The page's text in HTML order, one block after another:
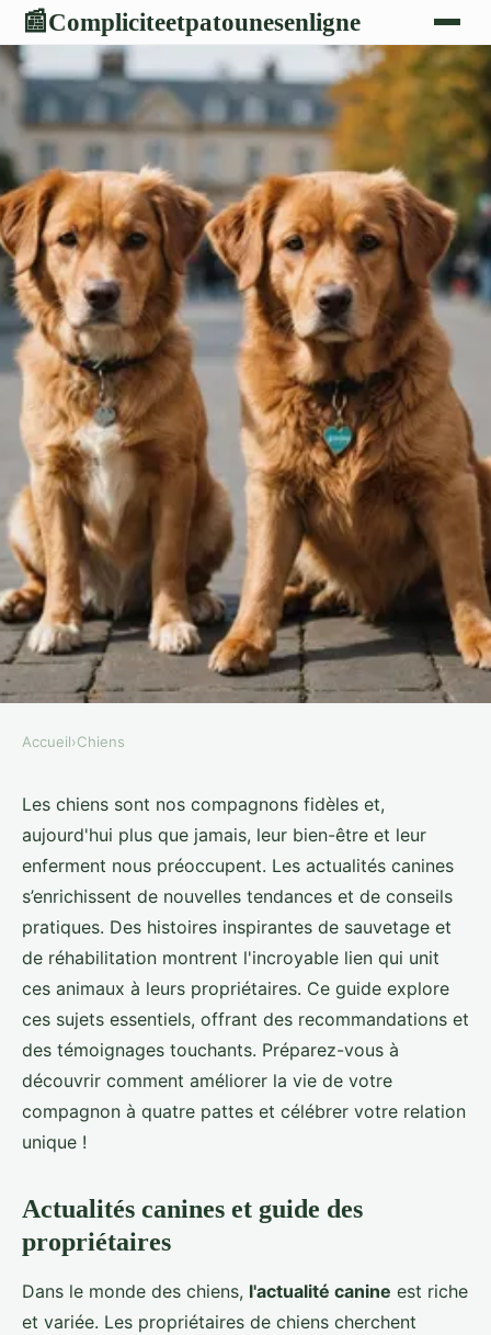
📰Compliciteetpatounesenligne
Actualités des chiens : guides
pratiques et histoires touchantes
Hugo•13 septembre 2024•3 min de lecture
Accueil›Chiens
Les chiens sont nos compagnons fidèles et,
aujourd'hui plus que jamais, leur bien-être et leur
enferment nous préoccupent. Les actualités canines
s’enrichissent de nouvelles tendances et de conseils
pratiques. Des histoires inspirantes de sauvetage et
de réhabilitation montrent l'incroyable lien qui unit
ces animaux à leurs propriétaires. Ce guide explore
ces sujets essentiels, offrant des recommandations et
des témoignages touchants. Préparez-vous à
découvrir comment améliorer la vie de votre
compagnon à quatre pattes et célébrer votre relation
unique !
Actualités canines et guide des
propriétaires
Dans le monde des chiens, l'actualité canine est riche
et variée. Les propriétaires de chiens cherchent